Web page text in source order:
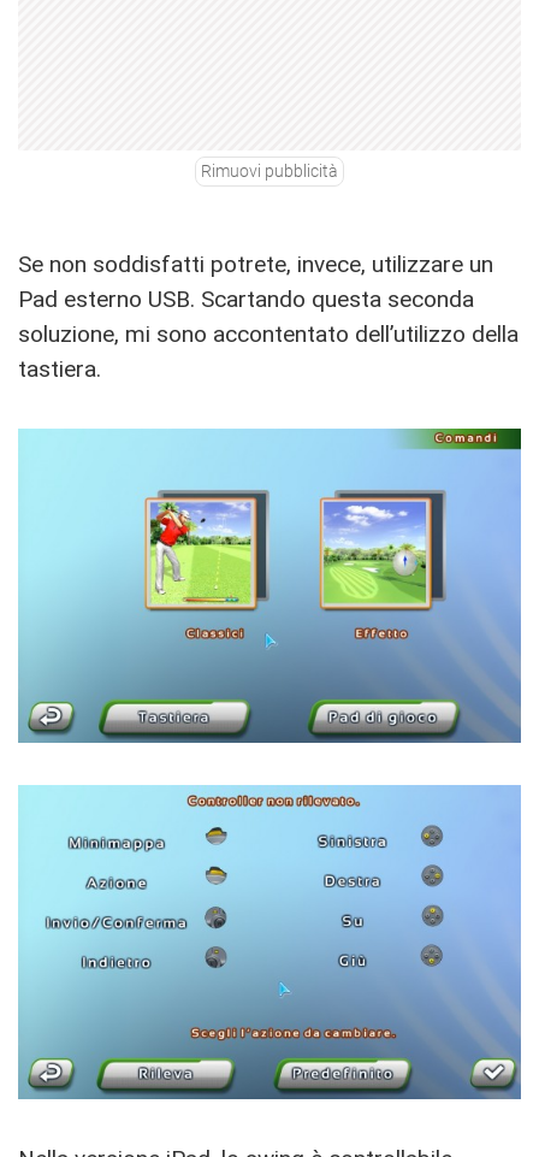
Rimuovi pubblicità
Se non soddisfatti potrete, invece, utilizzare un
Pad esterno USB. Scartando questa seconda
soluzione, mi sono accontentato dell’utilizzo della
tastiera.